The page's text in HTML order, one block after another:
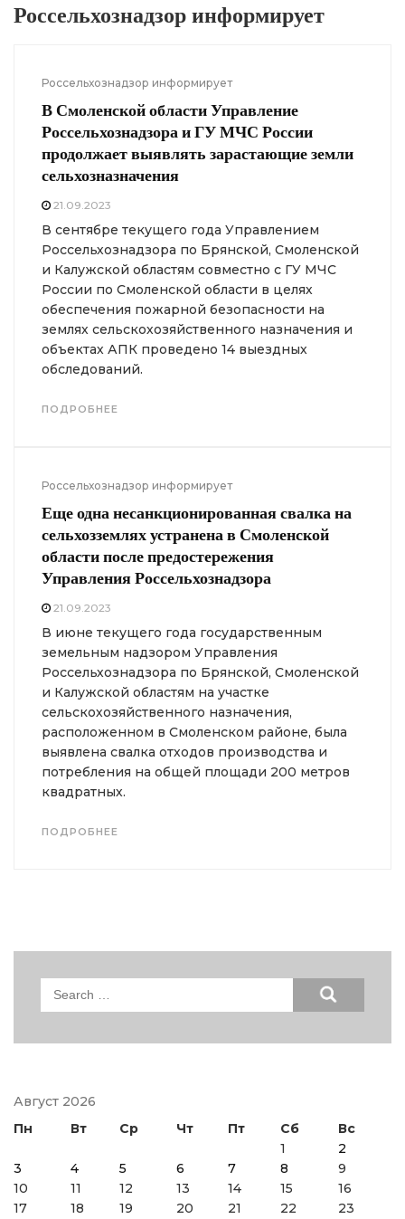
Россельхознадзор информирует
Россельхознадзор информирует
В Смоленской области Управление
Россельхознадзора и ГУ МЧС России
продолжает выявлять зарастающие земли
сельхозназначения
21.09.2023
В сентябре текущего года Управлением
Россельхознадзора по Брянской, Смоленской
и Калужской областям совместно с ГУ МЧС
России по Смоленской области в целях
обеспечения пожарной безопасности на
землях сельскохозяйственного назначения и
объектах АПК проведено 14 выездных
обследований.
ПОДРОБНЕЕ
Россельхознадзор информирует
Еще одна несанкционированная свалка на
сельхозземлях устранена в Смоленской
области после предостережения
Управления Россельхознадзора
21.09.2023
В июне текущего года государственным
земельным надзором Управления
Россельхознадзора по Брянской, Смоленской
и Калужской областям на участке
сельскохозяйственного назначения,
расположенном в Смоленском районе, была
выявлена свалка отходов производства и
потребления на общей площади 200 метров
квадратных.
ПОДРОБНЕЕ
Search
Август 2026
Пн
Вт Ср Чт Пт Сб
Вс
1
2
3
4 5 6 7 8
9
10
11 12 13 14 15
16
17
18 19 20 21 22
23